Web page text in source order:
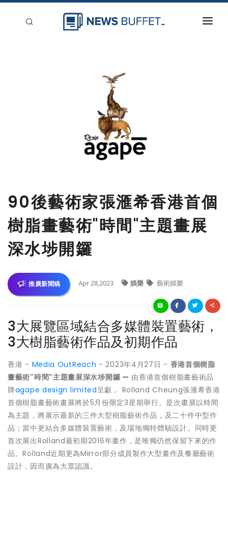
90後藝術家張滙希香港首個
樹脂畫藝術"時間"主題畫展
深水埗開鑼
推廣新聞稿 Apr 28,2023 娛樂 藝術娛樂
3大展覽區域結合多媒體裝置藝術，
3大樹脂藝術作品及初期作品
香港 - Media OutReach - 2023年4月27日 - 香港首個樹脂
畫藝術"時間"主題畫展深水埗開鑼 — 由香港首個樹脂畫藝術品
牌agape design limited呈獻， Rolland Cheung張滙希香港
首個樹脂畫藝術畫展將於5月份限定3星期舉行。是次畫展以時間
為主題，將展示最新的三件大型樹脂藝術作品，及二十件中型作
品；當中更結合多媒體裝置藝術，及場地獨特體驗設計。同時更
首次展出Rolland最初期2016年畫作，是唯獨仍然保留下來的作
品。Rolland近期更為Mirror部分成員製作大型畫作及餐廳藝術
設計，因而廣為大眾認識。